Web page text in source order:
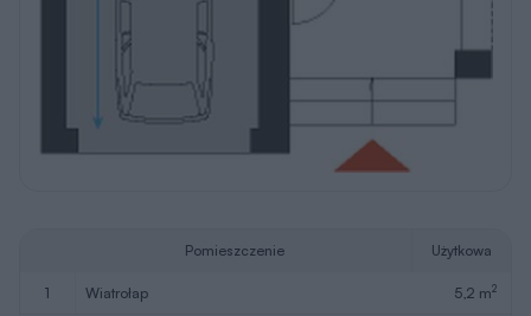
Pomieszczenie Użytkowa
1 wiatrołap 5,2 m2